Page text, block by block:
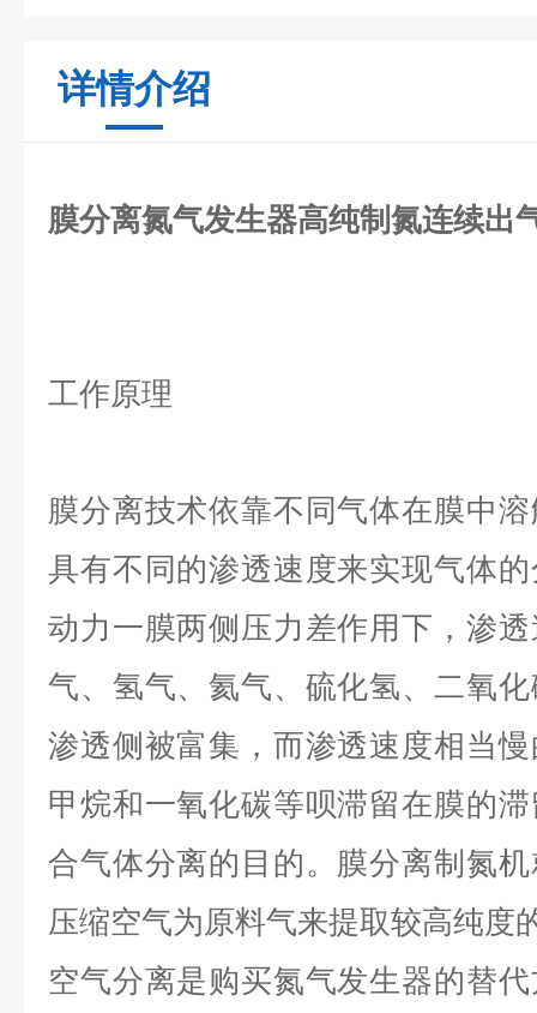
详情介绍
膜分离氮气发生器高纯制氮连续出
工作原理
膜分离技术依靠不同气体在膜中
具有不同的渗透速度来实现气体
动力一膜两侧压力差作用下，渗
气、氢气、氦气、硫化氢、二氧
渗透侧被富集，而渗透速度相当
甲烷和一氧化碳等呗滞留在膜的
合气体分离的目的。膜分离制氮
压缩空气为原料气来提取较高纯度
空气分离是购买氮气发生器的替